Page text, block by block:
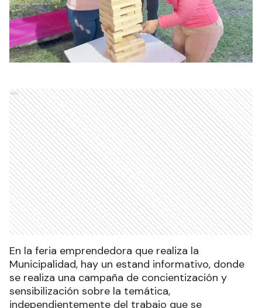
Ads
En la feria emprendedora que realiza la
Municipalidad, hay un estand informativo, donde
se realiza una campaña de concientización y
sensibilización sobre la temática,
independientemente del trabajo que se